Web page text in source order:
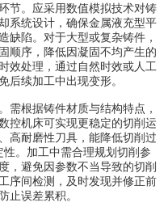
。应采用数值模拟技术对铸
系统设计，确保金属液充型平
缺陷。对于大型或复杂铸件，
顺序，降低因凝固不均产生的
效处理，通过自然时效或人工
后续加工中出现变形。
根据铸件材质与结构特点，
控机床可实现更稳定的切削运
高耐磨性刀具，能降低切削过
。加工中需合理规划切削参
，避免因参数不当导致的切削
序间检测，及时发现并修正前
止误差累积。